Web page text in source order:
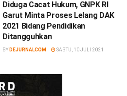
Diduga Cacat Hukum, GNPK RI
Garut Minta Proses Lelang DAK
2021 Bidang Pendidikan
Ditangguhkan
BY DEJURNALCOM SABTU, 10 JULI 2021